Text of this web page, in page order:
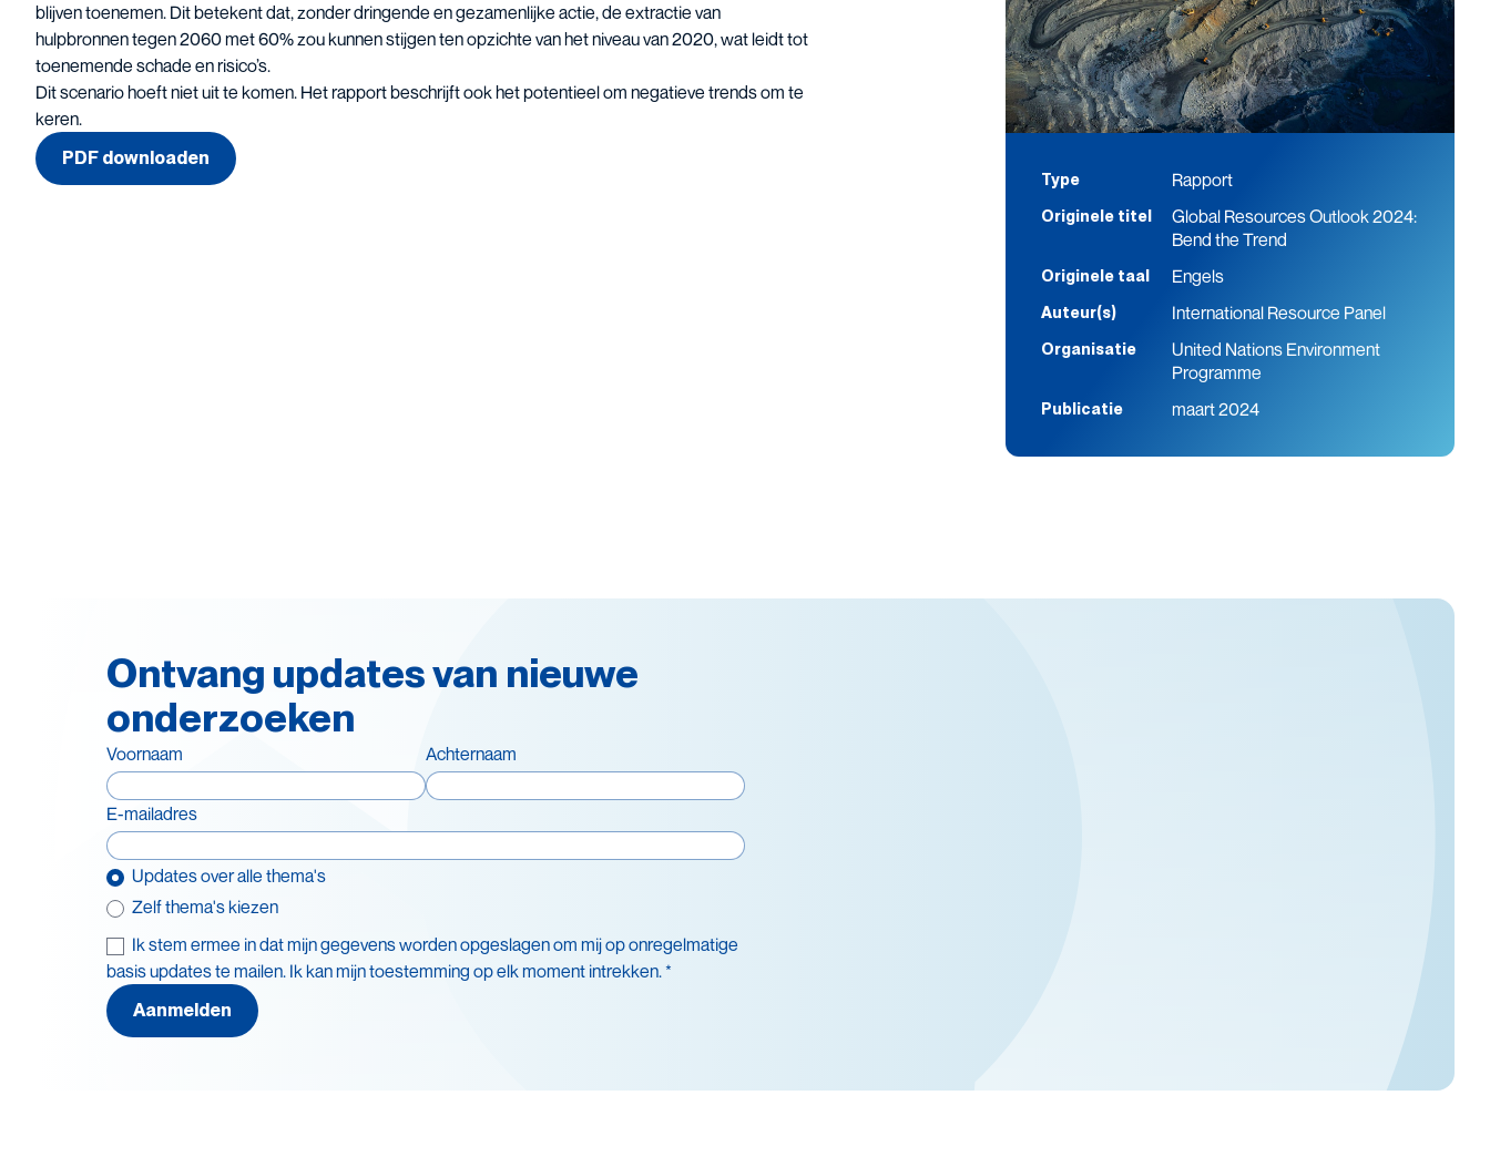
blijven toenemen. Dit betekent dat, zonder dringende en gezamenlijke actie, de extractie van
hulpbronnen tegen 2060 met 60% zou kunnen stijgen ten opzichte van het niveau van 2020, wat leidt tot
toenemende schade en risico’s.
Dit scenario hoeft niet uit te komen. Het rapport beschrijft ook het potentieel om negatieve trends om te
keren.
PDF downloaden
Type Rapport
Originele titel
Global Resources Outlook 2024:
Bend the Trend
Originele taal Engels
Auteur(s) International Resource Panel
Organisatie
United Nations Environment
Programme
Publicatie maart 2024
Ontvang updates van nieuwe
onderzoeken
Voornaam Achternaam
E-mailadres
Updates over alle thema's
Zelf thema's kiezen
Thema's
Batterijen
Beleid en doelstellingen
Ik stem ermee in dat mijn gegevens worden opgeslagen om mij op onregelmatige
basis updates te mailen. Ik kan mijn toestemming op elk moment intrekken. *
Aanmelden